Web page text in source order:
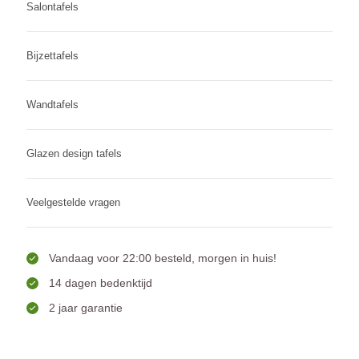
Salontafels
Bijzettafels
Wandtafels
Glazen design tafels
Veelgestelde vragen
Vandaag voor 22:00 besteld, morgen in huis!
14 dagen bedenktijd
2 jaar garantie